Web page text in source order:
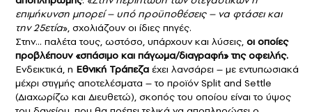
επιμήκυνση μπορεί – υπό προϋποθέσεις – να φτάσει και
την 25ετία», σχολιάζουν οι ίδιες πηγές.
Στην… παλέτα τους, ωστόσο, υπάρχουν και λύσεις, οι οποίες
προβλέπουν «σπάσιμο και πάγωμα/διαγραφή» της οφειλής.
Ενδεικτικά, η Εθνική Τράπεζα έχει λανσάρει – με εντυπωσιακά
μέχρι στιγμής αποτελέσματα – το προϊόν Split and Settle
(Διαχωρίζω και Διευθετώ), σκοπός του οποίου είναι το ύψος